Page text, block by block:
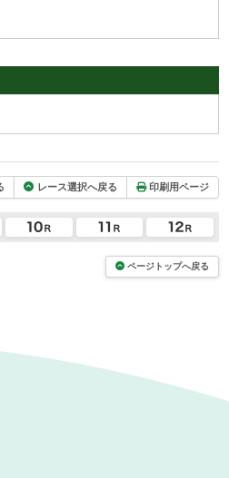
レース選択へ戻る 印刷用ページ
ページトップへ戻る